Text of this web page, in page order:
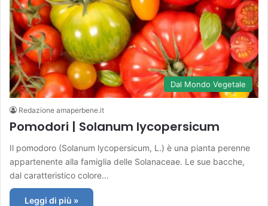
Dal Mondo Vegetale
Redazione amaperbene.it
Pomodori | Solanum lycopersicum
Il pomodoro (Solanum lycopersicum, L.) è una pianta perenne
appartenente alla famiglia delle Solanaceae. Le sue bacche,
dal caratteristico colore…
Leggi di più »